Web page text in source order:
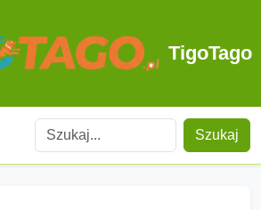
TigoTago
Szukaj